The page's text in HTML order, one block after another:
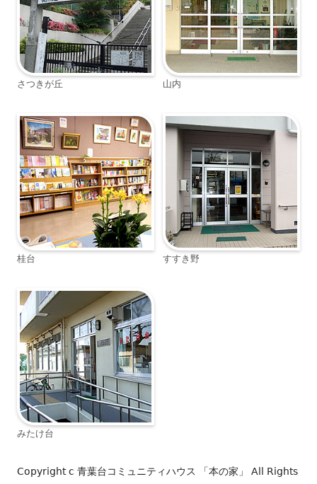
さつきが丘 山内
桂台 すすき野
みたけ台
Copyright c 青葉台コミュニティハウス 「本の家」 All Rights